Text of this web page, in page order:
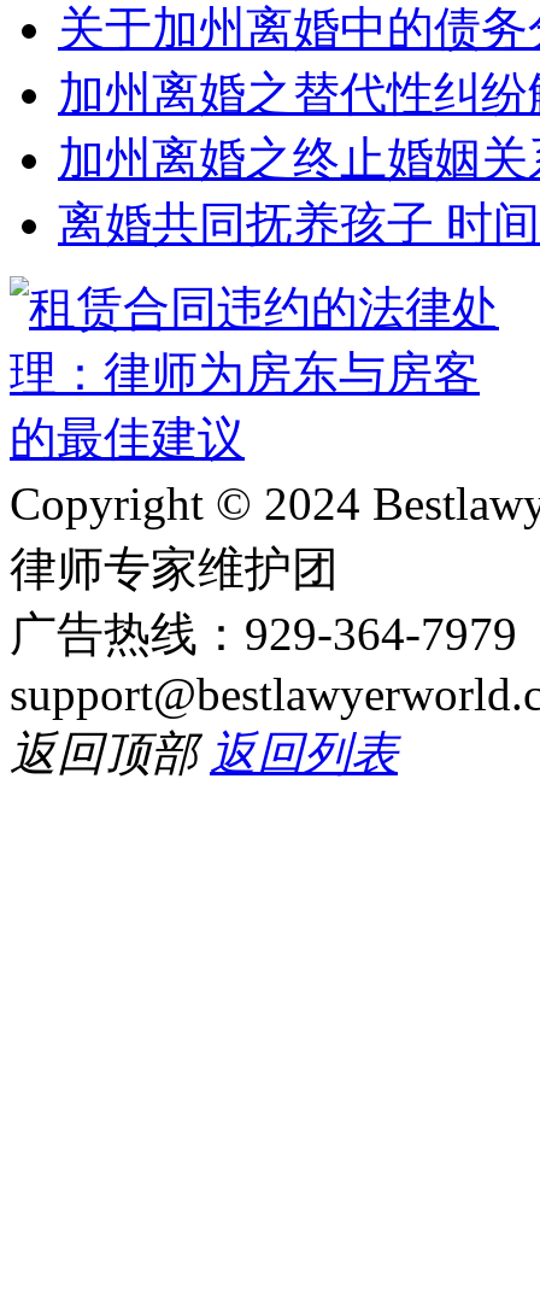
关于加州离婚中的债
加州离婚之替代性纠
加州离婚之终止婚姻关
离婚共同抚养孩子 时
Copyright © 2024
律师专家维护团
广告热线：929-364-
返回顶部 返回列表